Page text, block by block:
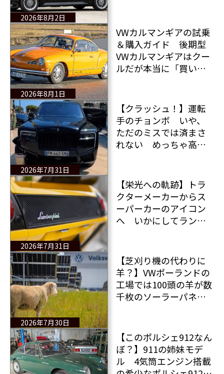
2026年8月2日
落札された！
2026年8月1日
VWカルマンギアの試乗
＆購入ガイド 後期型
VWカルマンギアはクー
ルだが本当に「買い」
2026年7月31日
【クラッシュ！】運転
手のチョンボ いや、
ただのミスでは済まさ
れない めっちゃ高く
ロント部分が杭に衝
突 動画付き
2026年7月31日
【栄光への軌跡】トラ
クターメーカーからス
ーパーカーのアイコン
へ いかにしてランボ
のか
2026年7月30日
【芝刈り機の代わりに
羊？】VWポーランドの
工場では100頭の羊が数
千枚のソーラーパネル
クトの意図とは？
【このポルシェ912なん
ぼ？】911の姉妹モデ
ル 4気筒エンジン搭載